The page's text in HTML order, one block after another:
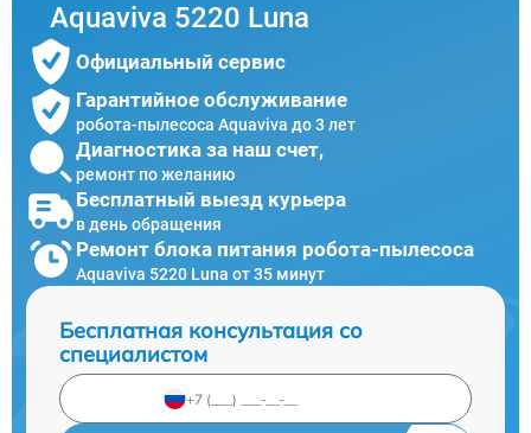
Aquaviva 5220 Luna
Официальный сервис
Гарантийное обслуживание
робота-пылесоса Aquaviva до 3 лет
Диагностика за наш счет,
ремонт по желанию
Бесплатный выезд курьера
в день обращения
Ремонт блока питания робота-пылесоса
Aquaviva 5220 Luna от 35 минут
Бесплатная консультация со
специалистом